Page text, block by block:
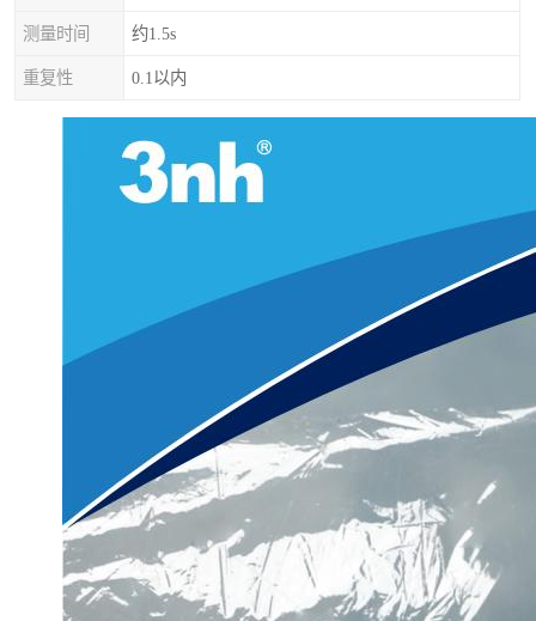
测量时间 约1.5s
重复性 0.1以内